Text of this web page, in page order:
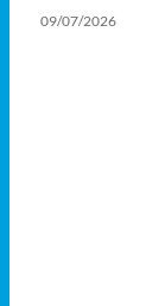
09/07/2026